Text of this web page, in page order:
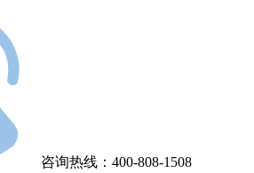
咨询热线：400-808-1508